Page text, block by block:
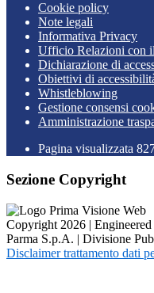
Cookie policy
Note legali
Informativa Privacy
Ufficio Relazioni con
Dichiarazione di
Obiettivi di
Whistleblowing
Gestione consensi
Amministrazione
Pagina visualizzata
Sezione Copyright
Copyright 2026 |
Parma S.p.A. | Divisione
Disclaimer trattamento dati